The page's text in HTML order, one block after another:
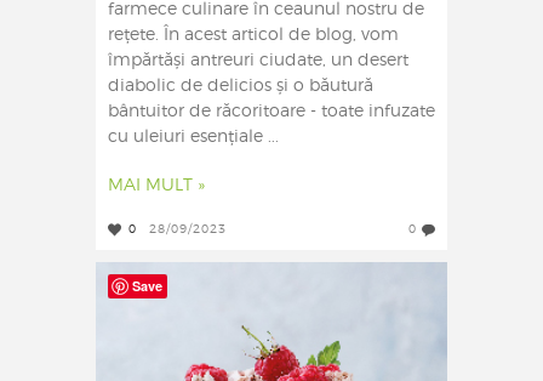
farmece culinare în ceaunul nostru de
rețete. În acest articol de blog, vom
împărtăși antreuri ciudate, un desert
diabolic de delicios și o băutură
bântuitor de răcoritoare - toate infuzate
cu uleiuri esențiale ...
MAI MULT »
0 28/09/2023 0
Save